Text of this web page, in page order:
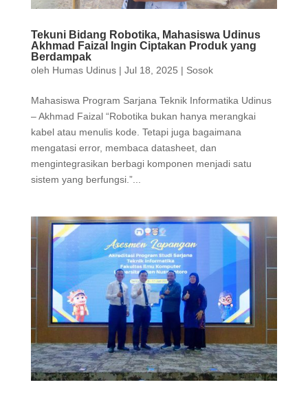
Tekuni Bidang Robotika, Mahasiswa Udinus
Akhmad Faizal Ingin Ciptakan Produk yang
Berdampak
oleh Humas Udinus| Jul 18, 2025 | Sosok
Mahasiswa Program Sarjana Teknik Informatika Udinus
– Akhmad Faizal “Robotika bukan hanya merangkai
kabel atau menulis kode. Tetapi juga bagaimana
mengatasi error, membaca datasheet, dan
mengintegrasikan berbagi komponen menjadi satu
sistem yang berfungsi.”...